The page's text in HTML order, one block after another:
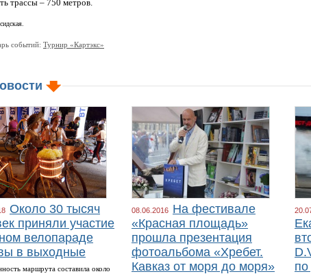
трассы – 750 метров.
событий: Турнир «Картэкс»
Около 30 тысяч
приняли участие
велопараде
в выходные
маршрута составила около
08.06.2016 На фестивале
«Красная площадь»
прошла презентация
фотоальбома «Хребет.
Кавказ от моря до моря»